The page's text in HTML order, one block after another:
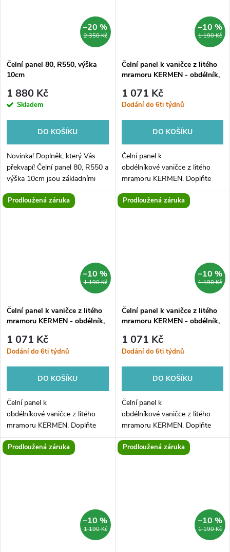
2 350 Kč
–20 %
Čelní panel 80, R550, výška
10cm
1 880 Kč
Skladem
DO KOŠÍKU
Novinka! Doplněk, který Vás
překvapí! Čelní panel 80, R550 a
výška 10cm jsou základními
parametry tohoto jedinečného
produktu. S jeho pomocí
1 190 Kč
–10 %
Čelní panel k vaničce z litého
mramoru KERMEN - obdélník,
1 071 Kč
Dodání do 6ti týdnů
DO KOŠÍKU
Čelní panel k
obdélníkové vaničce z litého
mramoru KERMEN. Doplňte
svou vaničku unikátním čelním
panelem a již nemusíte řešit
Prodloužená záruka
1 190 Kč
–10 %
Čelní panel k vaničce z litého
mramoru KERMEN - obdélník,
1 071 Kč
Dodání do 6ti týdnů
DO KOŠÍKU
Čelní panel k
obdélníkové vaničce z litého
mramoru KERMEN. Doplňte
svou vaničku unikátním čelním
panelem a již nemusíte řešit
Prodloužená záruka
1 190 Kč
–10 %
Čelní panel k vaničce z litého
mramoru KERMEN - obdélník,
1 071 Kč
Dodání do 6ti týdnů
DO KOŠÍKU
Čelní panel k
obdélníkové vaničce z litého
mramoru KERMEN. Doplňte
svou vaničku unikátním čelním
panelem a již nemusíte řešit
Prodloužená záruka
1 190 Kč
–10 %
Prodloužená záruka
1 190 Kč
–10 %